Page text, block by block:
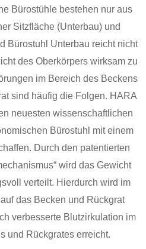
Bürostühle bestehen nur aus
Sitzfläche (Unterbau) und
Bürostuhl Unterbau reicht nicht
des Oberkörpers wirksam zu
im Bereich des Beckens
sind häufig die Folgen. HARA
neuesten wissenschaftlichen
Bürostuhl mit einem
Durch den patentierten
wird das Gewicht
verteilt. Hierdurch wird im
das Becken und Rückgrat
verbesserte Blutzirkulation im
und Rückgrates erreicht.